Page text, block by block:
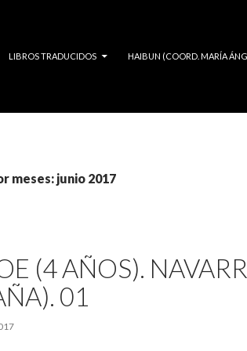
LIBROS TRADUCIDOS HAIBUN (COORD. MARÍA
meses: junio 2017
(4 AÑOS).
01